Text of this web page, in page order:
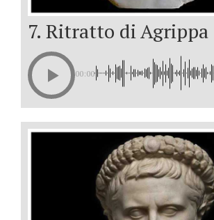
7. Ritratto di Agrippa
00:00